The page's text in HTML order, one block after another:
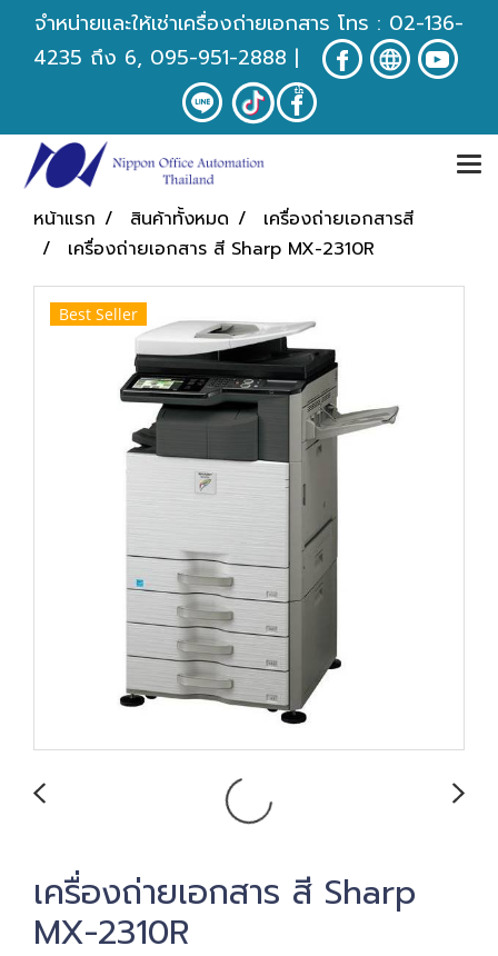
จำหน่ายและให้เช่าเครื่องถ่ายเอกสาร โทร : 02-136-
4235 ถึง 6, 095-951-2888 |
หน้าแรก สินค้าทั้งหมด
เครื่องถ่ายเอกสารสี
เครื่องถ่ายเอกสาร สี Sharp MX-2310R
Best Seller
เครื่องถ่ายเอกสาร สี Sharp
MX-2310R